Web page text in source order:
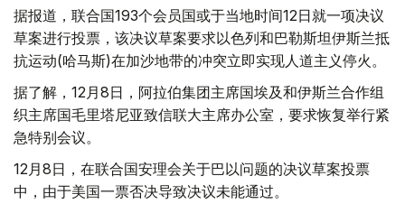
据报道，联合国193个会员国或于当地时间12日就一项决议
草案进行投票，该决议草案要求以色列和巴勒斯坦伊斯兰抵
抗运动(哈马斯)在加沙地带的冲突立即实现人道主义停火。
据了解，12月8日，阿拉伯集团主席国埃及和伊斯兰合作组
织主席国毛里塔尼亚致信联大主席办公室，要求恢复举行紧
急特别会议。
12月8日，在联合国安理会关于巴以问题的决议草案投票
中，由于美国一票否决导致决议未能通过。